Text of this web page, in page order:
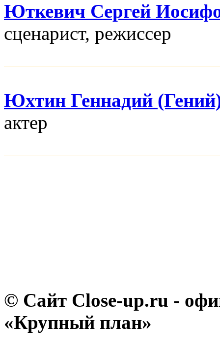
Юткевич Сергей
сценарист, режисcер
Юхтин Геннадий
актер
© Сайт Close-up.ru -
«Крупный план»